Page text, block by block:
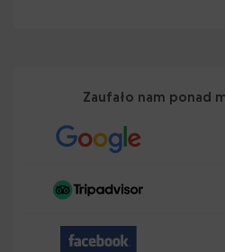
Zaufało nam ponad